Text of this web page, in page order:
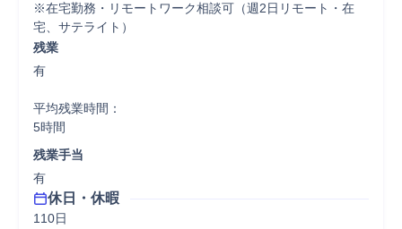
※在宅勤務・リモートワーク相談可（週2日リモート・在
宅、サテライト）
残業
有
平均残業時間：
5時間
残業手当
有
休日・休暇
110日